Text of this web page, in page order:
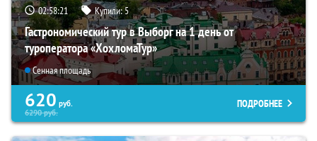
02:58:20 Купили:5
Гастрономический тур в Выборг на 1 день от
туроператора «ХохломаТур»
Сенная площадь
620 руб.
6290руб.
ПОДРОБНЕЕ